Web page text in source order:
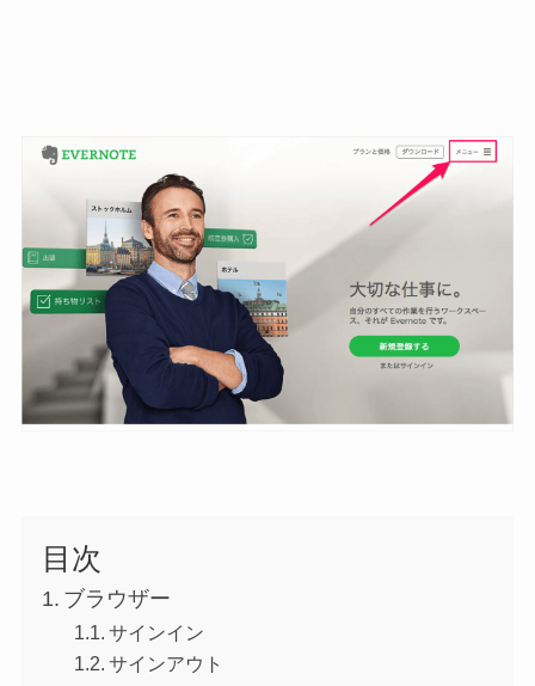
目次
ブラウザー
サインイン
サインアウト